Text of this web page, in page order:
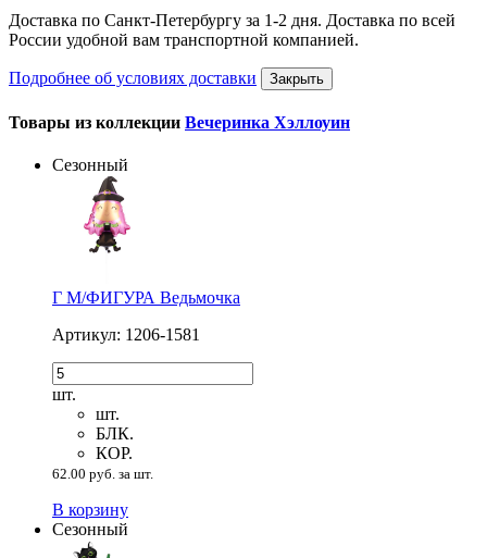
Доставка по Санкт-Петербургу за 1-2 дня. Доставка по всей
России удобной вам транспортной компанией.
Подробнее об условиях доставки Закрыть
Товары из коллекции Вечеринка Хэллоуин
Сезонный
Г М/ФИГУРА Ведьмочка
Артикул: 1206-1581
шт.
шт.
БЛК.
КОР.
62.00 руб. за шт.
В корзину
Сезонный